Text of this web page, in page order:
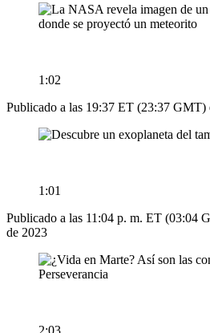
1:02
Publicado a las 19:37 ET (23:37 GMT)
1:01
Publicado a las 11:04 p. m. ET (03:04
de 2023
2:03